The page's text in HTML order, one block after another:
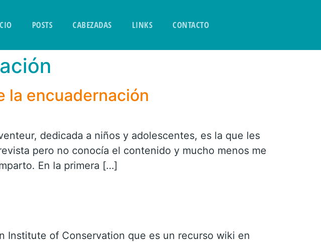
POSTS CABEZADAS LINKS CONTACTO
la encuadernación
dedicada a niños y adolescentes, es la que les
pero no conocía el contenido y mucho menos me
En la primera […]
Institute of Conservation que es un recurso wiki en